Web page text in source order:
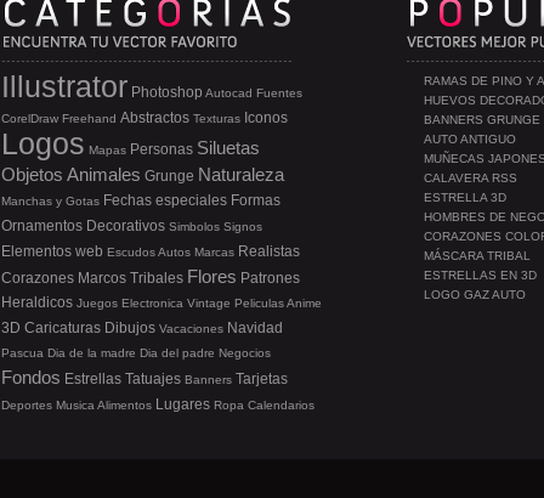
RAMAS DE PINO Y
HUEVOS
BANNERS GRUNGE
AUTO ANTIGUO
MUÑECAS
CALAVERA RSS
ESTRELLA 3D
HOMBRES DE
CORAZONES
MÁSCARA TRIBAL
ESTRELLAS EN 3D
LOGO GAZ AUTO
Illustrator Photoshop Autocad Fuentes
CorelDraw Freehand Abstractos Texturas Iconos
Logos Mapas Personas Siluetas
Objetos Animales Grunge Naturaleza
Manchas y Gotas Fechas especiales Formas
Ornamentos Decorativos Simbolos Signos
Elementos web EscudosAutos Marcas Realistas
Corazones Marcos Tribales Flores Patrones
Heraldicos Juegos Electronica Vintage PeliculasAnime
3D Caricaturas Dibujos Vacaciones Navidad
Pascua Dia de la madre Dia del padre Negocios
Fondos Estrellas Tatuajes Banners Tarjetas
Deportes Musica Alimentos Lugares Ropa Calendarios